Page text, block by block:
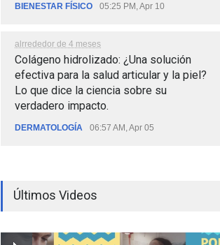
BIENESTAR FÍSICO 05:25 PM, Apr 10
alrrededor de 4 meses
Colágeno hidrolizado: ¿Una solución
efectiva para la salud articular y la piel?
Lo que dice la ciencia sobre su
verdadero impacto.
DERMATOLOGÍA 06:57 AM, Apr 05
Últimos Videos